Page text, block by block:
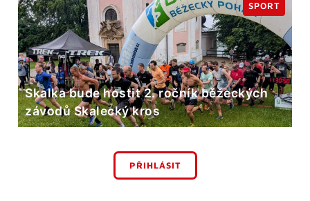
Skalka bude hostit 2. ročník běžeckých
závodů Skalecký kros
SPORT
PŘIHLÁSIT